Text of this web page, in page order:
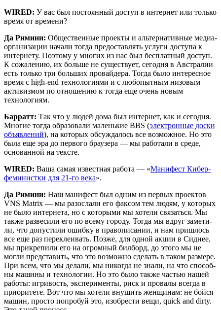
WIRED: У вас был посто­ян­ный доступ в интер­нет или толь­ко
вре­мя от времени?
Да Рими­ни: Обще­ствен­ные про­ек­ты и аль­тер­на­тив­ные медиа-
орга­ни­за­ции нача­ли тогда предо­став­лять услу­ги досту­па к
интер­не­ту. Поэто­му у мно­гих из нас был бес­плат­ный доступ.
К сожа­ле­нию, их боль­ше не суще­ству­ет, сего­дня в Австра­лии
есть толь­ко три боль­ших про­вай­де­ра. Тогда было инте­рес­ное
вре­мя с high-end тех­но­ло­ги­я­ми и с любо­пыт­ным низо­вым
акти­виз­мом по отно­ше­нию к тогда еще очень новым
технологиям.
Бар­ратт: Так что у людей дома был интер­нет, как и сего­дня.
Мно­гие тогда обра­зо­ва­ли малень­кие BBS (элек­трон­ные дос­ки
объ­яв­ле­ний), на кото­рых обсуж­да­лось все воз­мож­ное. Но это
была еще эра до пер­во­го бра­у­зе­ра — мы рабо­та­ли в сре­де,
осно­ван­ной на тексте.
WIRED: Ваша самая извест­ная рабо­та — «Мани­фест Кибер­
фе­ми­нист­ки для 21-го века».
Да Рими­ни: Наш мани­фест был одним из пер­вых про­ек­тов
VNS Matrix — мы разо­сла­ли его фак­сом тем людям, у кото­рых
не было интер­не­та, но с кото­ры­ми мы хоте­ли свя­зать­ся. Мы
так­же раз­ве­си­ли его по все­му горо­ду. Тогда мы вдруг заме­ти­
ли, что допу­сти­ли ошиб­ку в пра­во­пи­са­нии, и нам при­шлось
все еще раз пере­кле­и­вать. Поз­же, для одной акции в Сид­нее,
мы при­кре­пи­ли его на огром­ный бил­борд, до это­го мы не
мог­ли пред­ста­вить, что это воз­мож­но сде­лать в таком раз­ме­ре.
При всем, что мы дела­ли, мы нико­гда не зна­ли, на что спо­соб­
ны маши­ны и тех­но­ло­гии. Но это было так­же частью нашей
рабо­ты: игри­вость, экс­пе­ри­мен­ты, риск и про­ва­лы все­гда в
при­о­ри­те­те. Вот что мы хоте­ли вну­шить жен­щи­нам: не бой­ся
машин, про­сто попро­буй это, изоб­ре­сти вещи, quick and dirty.